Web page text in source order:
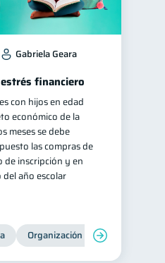
Gabriela Geara
financiero
con hijos en edad
económico de la
meses se debe
las compras de
de inscripción y en
año escolar
Organización Financiera